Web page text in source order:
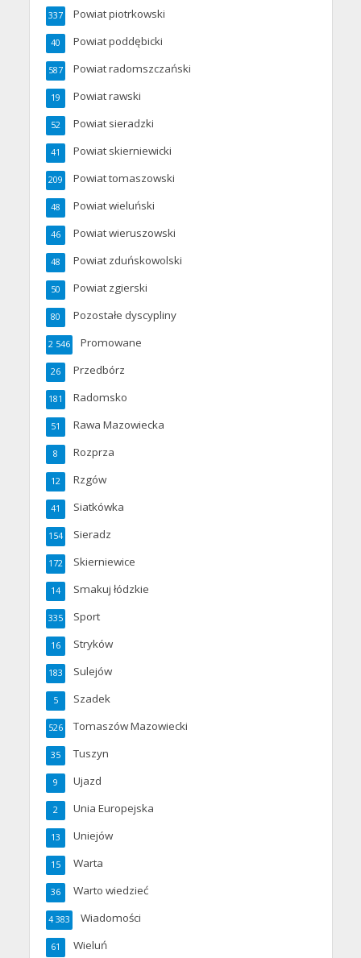
Powiat piotrkowski
337
Powiat poddębicki
40
Powiat radomszczański
587
Powiat rawski
19
Powiat sieradzki
52
Powiat skierniewicki
41
Powiat tomaszowski
209
Powiat wieluński
48
Powiat wieruszowski
46
Powiat zduńskowolski
48
Powiat zgierski
50
Pozostałe dyscypliny
80
Promowane
2 546
Przedbórz
26
Radomsko
181
Rawa Mazowiecka
51
Rozprza
8
Rzgów
12
Siatkówka
41
Sieradz
154
Skierniewice
172
Smakuj łódzkie
14
Sport
335
Stryków
16
Sulejów
183
Szadek
5
Tomaszów Mazowiecki
526
Tuszyn
35
Ujazd
9
Unia Europejska
2
Uniejów
13
Warta
15
Warto wiedzieć
36
Wiadomości
4 383
Wieluń
61